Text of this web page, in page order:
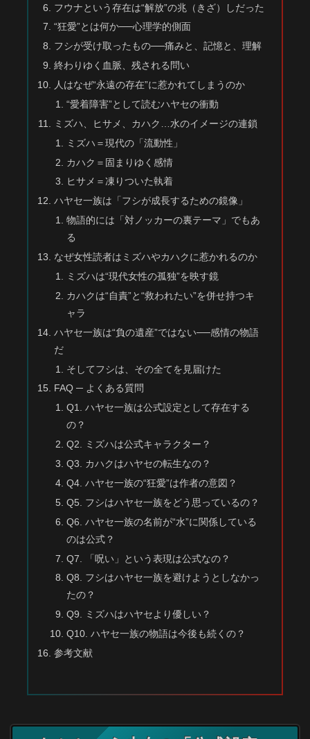
フウナという存在は“解放”の兆（きざ）しだった
“狂愛”とは何か──心理学的側面
フシが受け取ったもの──痛みと、記憶と、理解
終わりゆく血脈、残される問い
人はなぜ“永遠の存在”に惹かれてしまうのか
“愛着障害”として読むハヤセの衝動
ミズハ、ヒサメ、カハク…水のイメージの連鎖
ミズハ＝現代の「流動性」
カハク＝固まりゆく感情
ヒサメ＝凍りついた執着
ハヤセ一族は「フシが成長するための鏡像」
物語的には「対ノッカーの裏テーマ」でもあ
る
なぜ女性読者はミズハやカハクに惹かれるのか
ミズハは“現代女性の孤独”を映す鏡
カハクは“自責”と“救われたい”を併せ持つキ
ャラ
ハヤセ一族は“負の遺産”ではない──感情の物語
だ
そしてフシは、その全てを見届けた
FAQ ─ よくある質問
Q1. ハヤセ一族は公式設定として存在する
の？
Q2. ミズハは公式キャラクター？
Q3. カハクはハヤセの転生なの？
Q4. ハヤセ一族の“狂愛”は作者の意図？
Q5. フシはハヤセ一族をどう思っているの？
Q6. ハヤセ一族の名前が“水”に関係している
のは公式？
Q7. 「呪い」という表現は公式なの？
Q8. フシはハヤセ一族を避けようとしなかっ
たの？
Q9. ミズハはハヤセより優しい？
Q10. ハヤセ一族の物語は今後も続くの？
参考文献